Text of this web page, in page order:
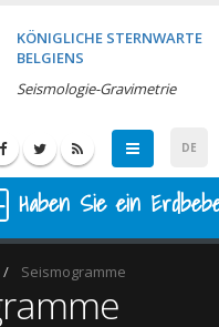
KÖNIGLICHE STERNWARTE
BELGIENS
Seismologie-Gravimetrie
DE
Haben Sie ein
Seismogramme